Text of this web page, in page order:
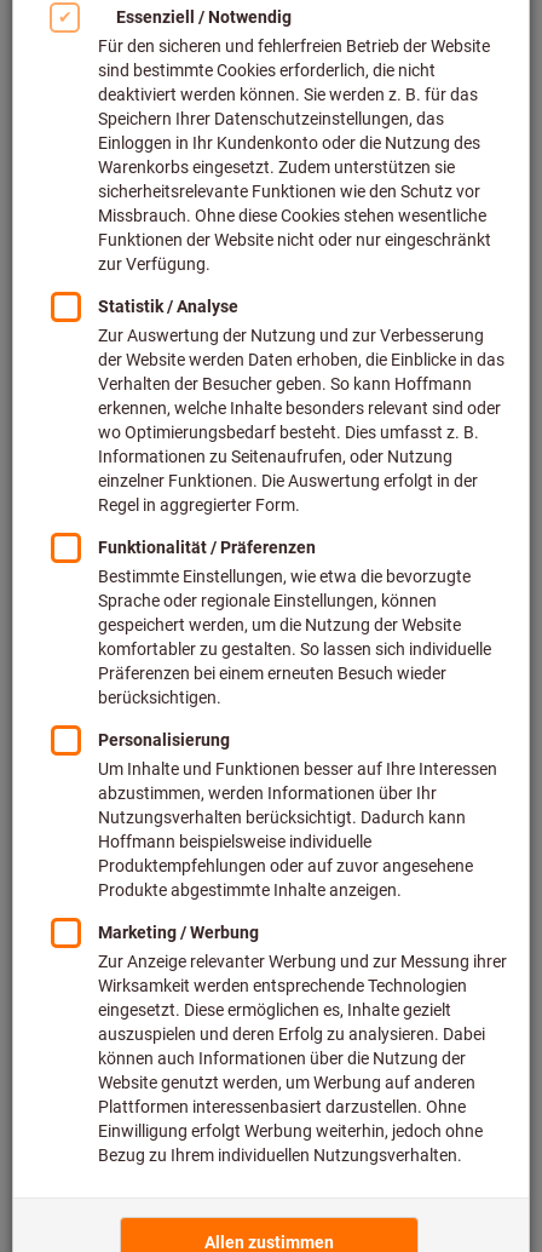
Bild zum Vergrößern anklicken
Preis pro 1 Stück
zzgl. MwSt.zzgl. Versandkosten
Individuelle Preisanzeige für Geschäftskunden nach
Anmeldung.
M2,5 M2,6 M3 M4 M5
M10 M12 M14 M16 M20
Wollen Sie mehrere Varianten gleichzeitig bestellen?
Zur Schnellerfassung
1.431 Stück sofort lieferbar Lieferzeit ca.